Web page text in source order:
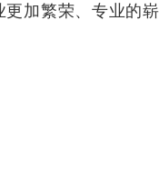
加繁荣、专业的崭